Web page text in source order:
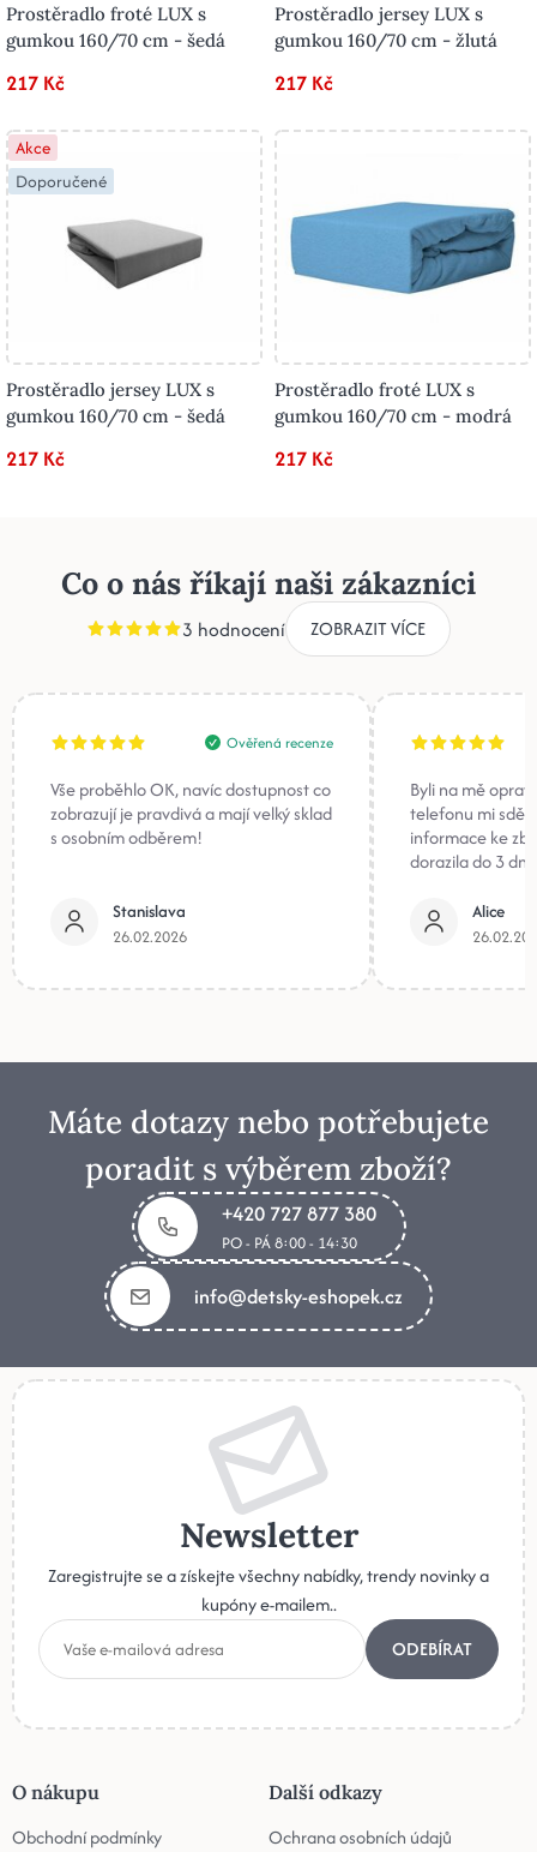
Prostěradlo froté LUX s
gumkou 160/70 cm - šedá
217 Kč
Prostěradlo jersey LUX s
gumkou 160/70 cm - žlutá
217 Kč
Akce
Doporučené
Prostěradlo jersey LUX s
gumkou 160/70 cm - šedá
217 Kč
Prostěradlo froté LUX s
gumkou 160/70 cm - modrá
217 Kč
Co o nás říkají naši zákazníci
3 hodnocení ZOBRAZIT VÍCE
Ověřená recenze
Vše proběhlo OK, navíc dostupnost co
zobrazují je pravdivá a mají velký sklad
s osobním odběrem!
Stanislava
26.02.2026
Byli na mě
telefonu mi
informace ke
dorazila do 3
Alice
Máte dotazy nebo potřebujete
poradit s výběrem zboží?
+420 727 877 380
PO - PÁ 8:00 - 14:30
info@detsky-eshopek.cz
Newsletter
Zaregistrujte se a získejte všechny nabídky, trendy novinky a
kupóny e-mailem..
ODEBÍRAT
O nákupu
Obchodní podmínky
Další odkazy
Ochrana osobních údajů